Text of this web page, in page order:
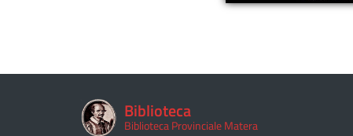
Biblioteca
Biblioteca Provinciale Matera